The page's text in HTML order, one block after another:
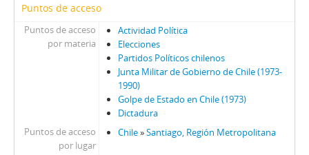
Puntos de acceso
Puntos de acceso
por materia
Actividad Política
Elecciones
Partidos Políticos chilenos
Junta Militar de Gobierno de Chile (1973-
1990)
Golpe de Estado en Chile (1973)
Dictadura
Puntos de acceso
por lugar
Chile»Santiago, Región Metropolitana